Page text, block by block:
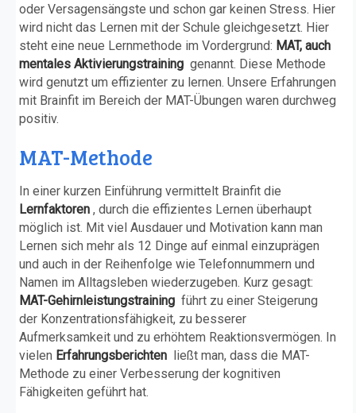
oder Versagensängste und schon gar keinen Stress. Hier
wird nicht das Lernen mit der Schule gleichgesetzt. Hier
steht eine neue Lernmethode im Vordergrund: MAT, auch
mentales Aktivierungstraining genannt. Diese Methode
wird genutzt um effizienter zu lernen. Unsere Erfahrungen
mit Brainfit im Bereich der MAT-Übungen waren durchweg
positiv.
MAT-Methode
In einer kurzen Einführung vermittelt Brainfit die
Lernfaktoren , durch die effizientes Lernen überhaupt
möglich ist. Mit viel Ausdauer und Motivation kann man
Lernen sich mehr als 12 Dinge auf einmal einzuprägen
und auch in der Reihenfolge wie Telefonnummern und
Namen im Alltagsleben wiederzugeben. Kurz gesagt:
MAT-Gehirnleistungstraining führt zu einer Steigerung
der Konzentrationsfähigkeit, zu besserer
Aufmerksamkeit und zu erhöhtem Reaktionsvermögen. In
vielen Erfahrungsberichten ließt man, dass die MAT-
Methode zu einer Verbesserung der kognitiven
Fähigkeiten geführt hat.